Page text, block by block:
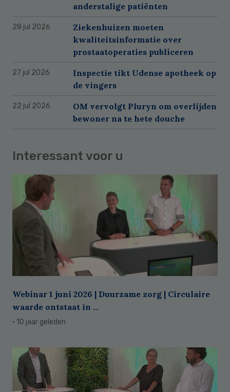
anderstalige patiënten
28 jul 2026
Ziekenhuizen moeten
kwaliteitsinformatie over
prostaatoperaties publiceren
27 jul 2026
Inspectie tikt Udense apotheek op
de vingers
22 jul 2026
OM vervolgt Pluryn om overlijden
bewoner na te hete douche
Interessant voor u
Webinar 1 juni 2026 | Duurzame zorg | Circulaire
waarde ontstaat in ...
· 10 jaar geleden